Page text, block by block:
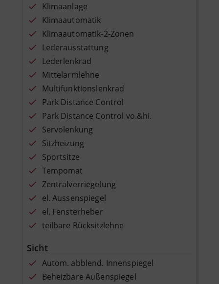
Klimaanlage
Klimaautomatik
Klimaautomatik-2-Zonen
Lederausstattung
Lederlenkrad
Mittelarmlehne
Multifunktionslenkrad
Park Distance Control
Park Distance Control vo.&hi.
Servolenkung
Sitzheizung
Sportsitze
Tempomat
Zentralverriegelung
el. Aussenspiegel
el. Fensterheber
teilbare Rücksitzlehne
Sicht
Autom. abblend. Innenspiegel
Beheizbare Außenspiegel